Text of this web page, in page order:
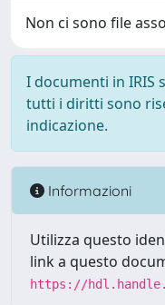
Non ci sono file
I documenti in IRIS
tutti i diritti sono
indicazione.
Informazioni
Utilizza questo
link a questo
https://